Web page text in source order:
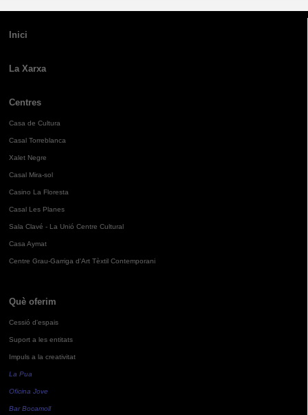
Inici
La Xarxa
Centres
Casa de Cultura
Casal Torreblanca
Xalet Negre
Casal Mira-sol
Casino La Floresta
Casal Les Planes
Sala Clavé - La Unió Centre Cultural
Casa Aymat
Centre Grau-Garriga d'Art Tèxtil Contemporani
Què oferim
Cessió d'espais
Suport a les entitats
Impuls a la creativitat
La Pua
Oficina Jove
Bar Bocamoll